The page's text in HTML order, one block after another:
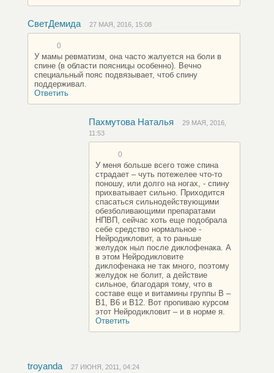
СветДемида 27 МАЯ, 2016, 15:08
0
У мамы ревматизм, она часто жалуется на боли в
спине (в области поясницы особенно). Вечно
специальный пояс подвязывает, чтоб спину
поддерживал.
Ответить
Пахмутова Наталья
29 МАЯ, 2016,
11:53
0
У меня больше всего тоже спина
страдает – чуть потежелее что-то
поношу, или долго на ногах, - спину
прихватывает сильно. Приходится
спасаться сильнодействующими
обезболивающими препаратами
НПВП, сейчас хоть еще подобрала
себе средство нормальное -
Нейродикловит, а то раньше
желудок ныл после диклофенака. А
в этом Нейродикловите
диклофенака не так много, поэтому
желудок не болит, а действие
сильное, благодаря тому, что в
составе еще и витамины группы В –
В1, В6 и В12. Вот пропиваю курсом
этот Нейродикловит – и в норме я.
Ответить
troyanda 27 ИЮНЯ, 2011, 04:24